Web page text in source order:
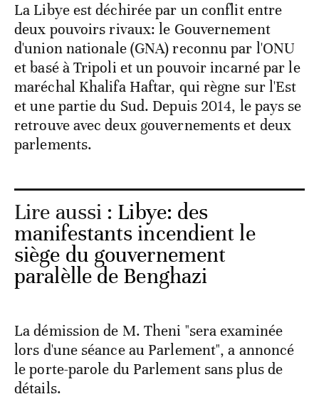
La Libye est déchirée par un conflit entre
deux pouvoirs rivaux: le Gouvernement
d'union nationale (GNA) reconnu par l'ONU
et basé à Tripoli et un pouvoir incarné par le
maréchal Khalifa Haftar, qui règne sur l'Est
et une partie du Sud. Depuis 2014, le pays se
retrouve avec deux gouvernements et deux
parlements.
Lire aussi : Libye: des
manifestants incendient le
siège du gouvernement
paralèlle de Benghazi
La démission de M. Theni "sera examinée
lors d'une séance au Parlement", a annoncé
le porte-parole du Parlement sans plus de
détails.